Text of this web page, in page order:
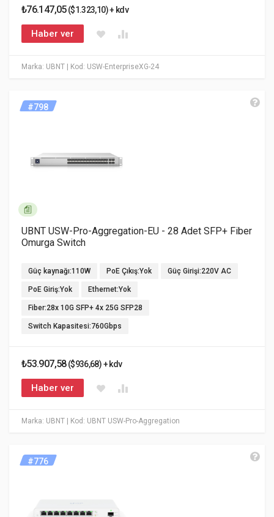
Marka: UBNT | Kod: USW-EnterpriseXG-24
₺76.147,05($1.323,10) + kdv
Haber ver
Marka: UBNT | Kod: UBNT USW-Pro-Aggregation
#798
UBNT USW-Pro-Aggregation-EU - 28 Adet SFP+ Fiber
Omurga Switch
Güç kaynağı:110W PoE Çıkış:Yok Güç Girişi:220V AC
PoE Giriş:Yok Ethernet:Yok
Fiber:28x 10G SFP+ 4x 25G SFP28
Switch Kapasitesi:760Gbps
₺53.907,58($936,68) + kdv
Haber ver
#776